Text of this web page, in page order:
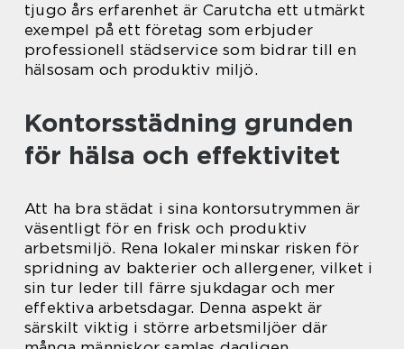
tjugo års erfarenhet är Carutcha ett utmärkt
exempel på ett företag som erbjuder
professionell städservice som bidrar till en
hälsosam och produktiv miljö.
Kontorsstädning grunden
för hälsa och effektivitet
Att ha bra städat i sina kontorsutrymmen är
väsentligt för en frisk och produktiv
arbetsmiljö. Rena lokaler minskar risken för
spridning av bakterier och allergener, vilket i
sin tur leder till färre sjukdagar och mer
effektiva arbetsdagar. Denna aspekt är
särskilt viktig i större arbetsmiljöer där